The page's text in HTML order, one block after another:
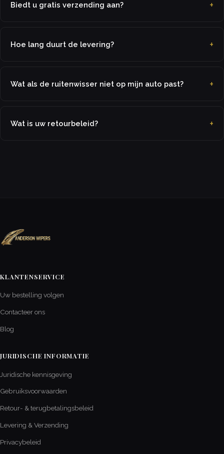
Biedt u gratis verzending aan?
Hoe lang duurt de levering?
Wat als de ruitenwisser niet op mijn auto past?
Wat is uw retourbeleid?
KLANTENSERVICE
Uw bestelling volgen
Contacteer ons
Blog
JURIDISCHE INFORMATIE
Juridische kennisgeving
Gebruiksvoorwaarden
Retour- & terugbetalingsbeleid
Levering & Verzending
Privacybeleid